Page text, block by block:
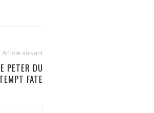
Article suivant
PETER DU
FATE